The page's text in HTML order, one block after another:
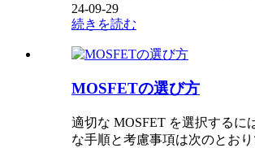
24-09-29
続きを読む
MOSFETの選び方
適切な MOSFET を選択する
な手順と考慮事項は次のとおり